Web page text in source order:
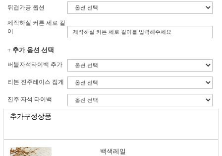
뒤겹가공 옵션
제작하실 커튼 세로 길
이
+ 추가 옵션 선택
버블자석타이백 추가
리본 진주레이스 집게
진주 자석 타이백
추가구성상품
백색레일